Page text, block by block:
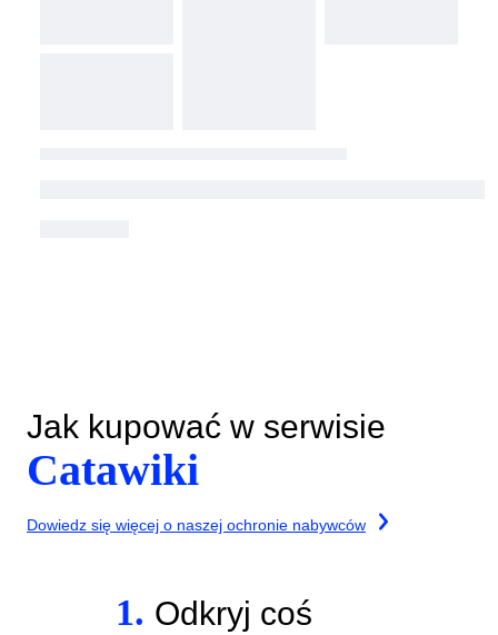
Jak kupować w serwisie
Catawiki
Dowiedz się więcej o naszej ochronie nabywców
1. Odkryj coś